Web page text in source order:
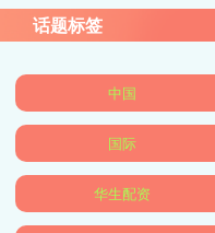
话题标签
中国
国际
华生配资